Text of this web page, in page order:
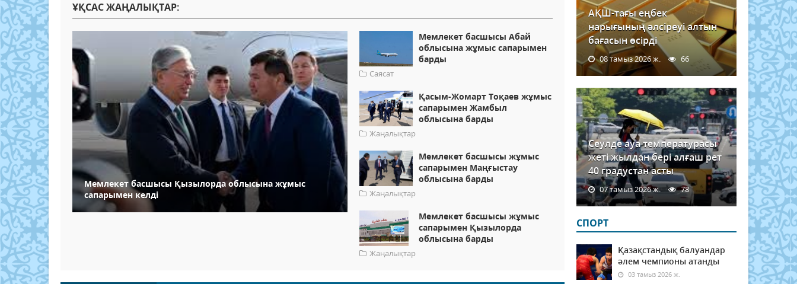
ҰҚСАС ЖАҢАЛЫҚТАР:
Мемлекет басшысы Қызылорда облысына жұмыс
сапарымен келді
Мемлекет басшысы Абай
облысына жұмыс сапарымен
барды
Саясат
Қасым-Жомарт Тоқаев жұмыс
сапарымен Жамбыл
облысына барды
Жаңалықтар
Мемлекет басшысы жұмыс
сапарымен Маңғыстау
облысына барды
Жаңалықтар
Мемлекет басшысы жұмыс
сапарымен Қызылорда
облысына барды
Жаңалықтар
АҚШ-тағы еңбек
нарығының әлсіреуі алтын
бағасын өсірді
08 тамыз 2026 ж. 66
Сеулде ауа температурасы
жеті жылдан бері алғаш рет
40 градустан асты
07 тамыз 2026 ж. 78
СПОРТ
Қазақстандық балуандар
әлем чемпионы атанды
03 тамыз 2026 ж.